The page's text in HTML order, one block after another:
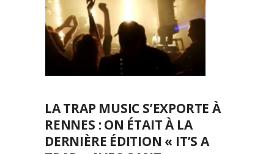
LA TRAP MUSIC S’EXPORTE À
RENNES : ON ÉTAIT À LA
DERNIÈRE ÉDITION « IT’S A